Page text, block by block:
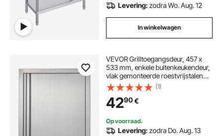
Levering:zodra Wo. Aug. 12
In winkelwagen
VEVOR Grilltoegangsdeur, 457 x
533 mm, enkele buitenkeukendeur,
vlak gemonteerde roestvrijstalen
deur, verticale wanddeur met
intrekbare handgreep, voor grill-
eiland, grillstation, buitenkast
(1)
4290€
Op voorraad.
Levering:zodra Do. Aug. 13